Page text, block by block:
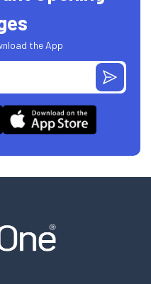
the App